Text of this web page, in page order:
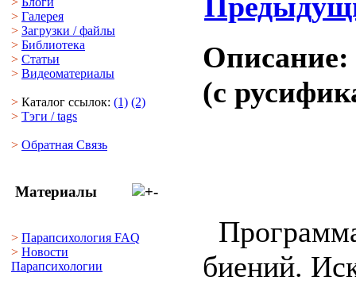
> Галерея
> Загрузки /файлы
> Библиотека
> Статьи
> Видеоматериалы
> Каталог ссылок: (1) (2)
> Тэги / tags
> Обратная Cвязь
Материалы
> Парапсихология FAQ
> Новости
Парапсихологии
Описание:
(с
биений.